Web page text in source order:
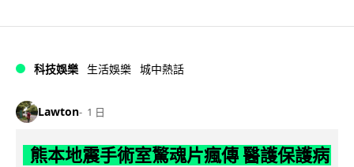
科技娛樂 生活娛樂 城中熱話
Lawton 1 日
熊本地震手術室驚魂片瘋傳 醫護保護病